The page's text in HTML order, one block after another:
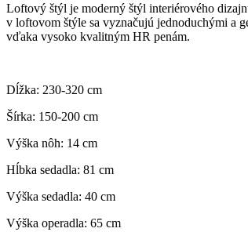
Loftový štýl je moderný štýl interiérového
v loftovom štýle sa vyznačujú jednoduchými a
vďaka vysoko kvalitným HR penám.
Dĺžka: 230-320 cm
Šírka: 150-200 cm
Výška nôh: 14 cm
Hĺbka sedadla: 81 cm
Výška sedadla: 40 cm
Výška operadla: 65 cm